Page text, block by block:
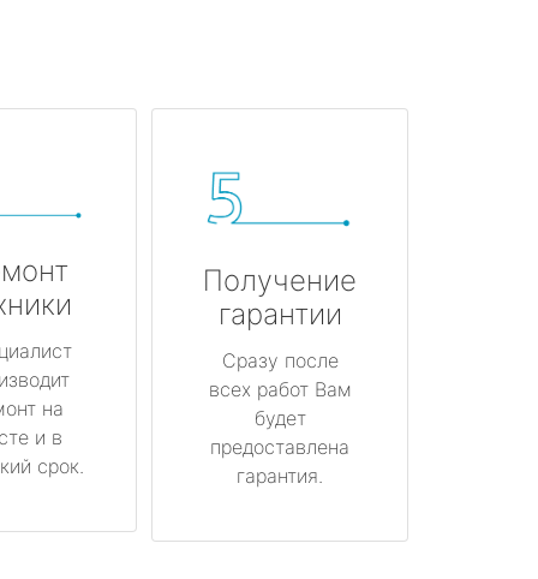
на
и в
срок.
Получение
гарантии
Сразу после
всех работ Вам
будет
предоставлена
гарантия.